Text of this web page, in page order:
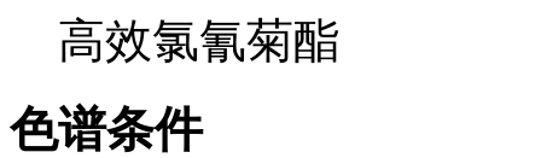
高效氯氰菊酯
色谱条件